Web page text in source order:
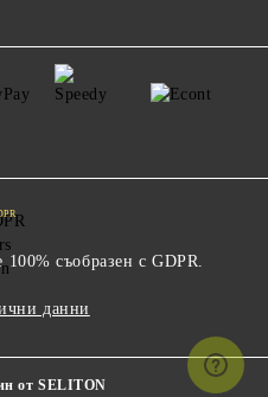
съобразен с GDPR.
данни
от SELITON